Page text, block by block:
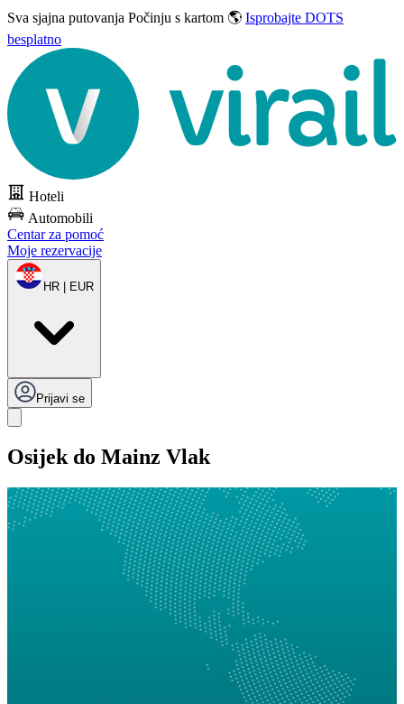
Sva sjajna putovanja Počinju s kartom 🌎 Isprobajte DOTS
besplatno
Hoteli
Automobili
Centar za pomoć
Moje rezervacije
HR | EUR
Prijavi se
Osijek do Mainz Vlak